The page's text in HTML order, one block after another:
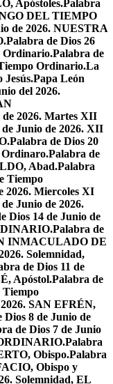
Apóstoles.Palabra
DEL TIEMPO
de 2026. NUESTRA
Palabra de Dios 26
Ordinario.Palabra de
Ordinario.La
Jesús.Papa León
del 2026.
de 2026. Martes XII
Junio de 2026. XII
Palabra de Dios 20
Ordinaro.Palabra de
Abad.Palabra
Tiempo
2026. Miercoles XI
Junio de 2026.
Dios 14 de Junio de
Palabra de
INMACULADO DE
Solemnidad,
de Dios 11 de
Apóstol.Palabra de
Tiempo
SAN EFRÉN,
Dios 8 de Junio de
de Dios 7 de Junio
Palabra
Obispo.Palabra
Obispo y
Solemnidad, EL